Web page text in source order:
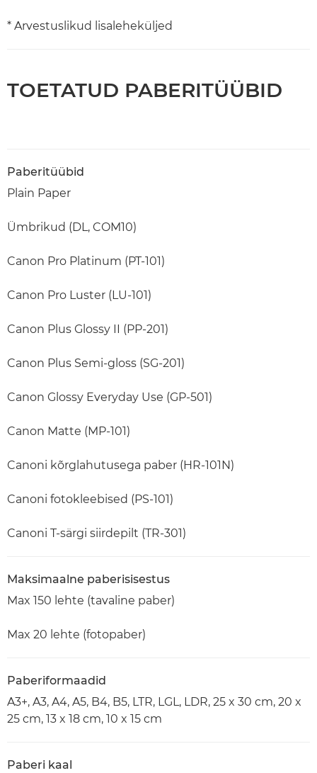
* Arvestuslikud lisaleheküljed
TOETATUD PABERITÜÜBID
Paberitüübid
Plain Paper
Ümbrikud (DL, COM10)
Canon Pro Platinum (PT-101)
Canon Pro Luster (LU-101)
Canon Plus Glossy II (PP-201)
Canon Plus Semi-gloss (SG-201)
Canon Glossy Everyday Use (GP-501)
Canon Matte (MP-101)
Canoni kõrglahutusega paber (HR-101N)
Canoni fotokleebised (PS-101)
Canoni T-särgi siirdepilt (TR-301)
Maksimaalne paberisisestus
Max 150 lehte (tavaline paber)
Max 20 lehte (fotopaber)
Paberiformaadid
A3+, A3, A4, A5, B4, B5, LTR, LGL, LDR, 25 x 30 cm, 20 x
25 cm, 13 x 18 cm, 10 x 15 cm
Paberi kaal